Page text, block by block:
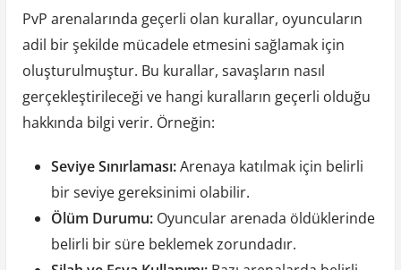
PvP arenalarında geçerli olan kurallar, oyuncuların
adil bir şekilde mücadele etmesini sağlamak için
oluşturulmuştur. Bu kurallar, savaşların nasıl
gerçekleştirileceği ve hangi kuralların geçerli olduğu
hakkında bilgi verir. Örneğin:
Seviye Sınırlaması:Arenaya katılmak için belirli
bir seviye gereksinimi olabilir.
Ölüm Durumu:Oyuncular arenada öldüklerinde
belirli bir süre beklemek zorundadır.